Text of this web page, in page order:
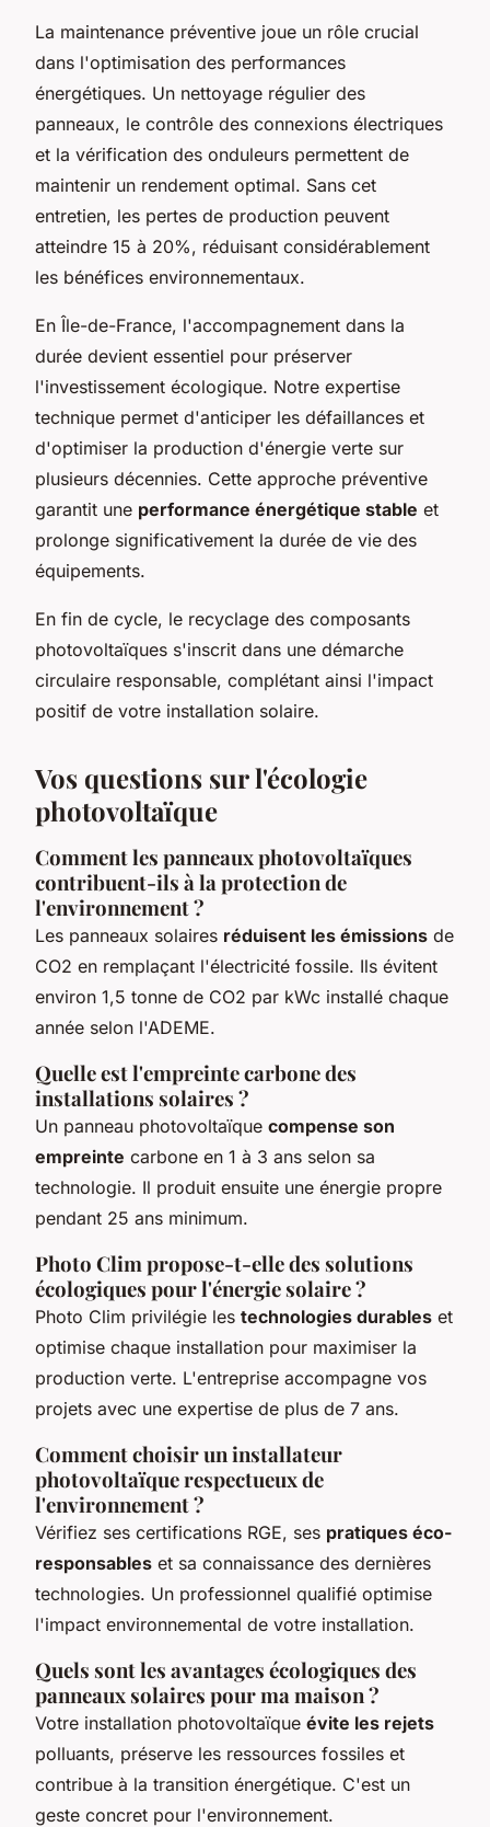
La maintenance préventive joue un rôle crucial
dans l'optimisation des performances
énergétiques. Un nettoyage régulier des
panneaux, le contrôle des connexions électriques
et la vérification des onduleurs permettent de
maintenir un rendement optimal. Sans cet
entretien, les pertes de production peuvent
atteindre 15 à 20%, réduisant considérablement
les bénéfices environnementaux.
En Île-de-France, l'accompagnement dans la
durée devient essentiel pour préserver
l'investissement écologique. Notre expertise
technique permet d'anticiper les défaillances et
d'optimiser la production d'énergie verte sur
plusieurs décennies. Cette approche préventive
garantit une performance énergétique stable et
prolonge significativement la durée de vie des
équipements.
En fin de cycle, le recyclage des composants
photovoltaïques s'inscrit dans une démarche
circulaire responsable, complétant ainsi l'impact
positif de votre installation solaire.
Vos questions sur l'écologie
photovoltaïque
Comment les panneaux photovoltaïques
contribuent-ils à la protection de
l'environnement ?
Les panneaux solaires réduisent les émissions de
CO2 en remplaçant l'électricité fossile. Ils évitent
environ 1,5 tonne de CO2 par kWc installé chaque
année selon l'ADEME.
Quelle est l'empreinte carbone des
installations solaires ?
Un panneau photovoltaïque compense son
empreinte carbone en 1 à 3 ans selon sa
technologie. Il produit ensuite une énergie propre
pendant 25 ans minimum.
Photo Clim propose-t-elle des solutions
écologiques pour l'énergie solaire ?
Photo Clim privilégie les technologies durables et
optimise chaque installation pour maximiser la
production verte. L'entreprise accompagne vos
projets avec une expertise de plus de 7 ans.
Comment choisir un installateur
photovoltaïque respectueux de
l'environnement ?
Vérifiez ses certifications RGE, ses pratiques éco-
responsables et sa connaissance des dernières
technologies. Un professionnel qualifié optimise
l'impact environnemental de votre installation.
Quels sont les avantages écologiques des
panneaux solaires pour ma maison ?
Votre installation photovoltaïque évite les rejets
polluants, préserve les ressources fossiles et
contribue à la transition énergétique. C'est un
geste concret pour l'environnement.